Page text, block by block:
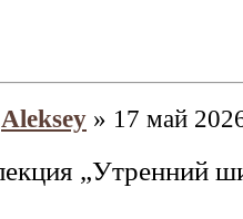
Aleksey » 17 май
„Утренний